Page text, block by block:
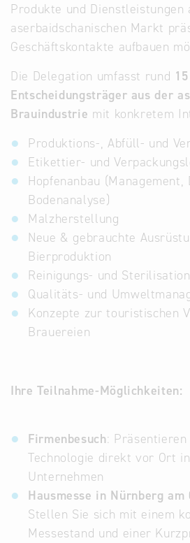
Produkte und Dienstleistungen
aserbaidschanischen Markt
Geschäftskontakte aufbauen
Die Delegation umfasst rund 15
Entscheidungsträger aus der
Brauindustrie mit konkretem
Produktions-, Abfüll- und
Etikettier- und
Hopfenanbau (Management,
Bodenanalyse)
Malzherstellung
Neue & gebrauchte
Bierproduktion
Reinigungs- und
Qualitäts- und
Konzepte zur touristischen
Brauereien
Ihre Teilnahme-Möglichkeiten:
Firmenbesuch:
Technologie direkt vor Ort
Unternehmen
Hausmesse in Nürnberg am
Stellen Sie sich mit einem
Messestand und einer